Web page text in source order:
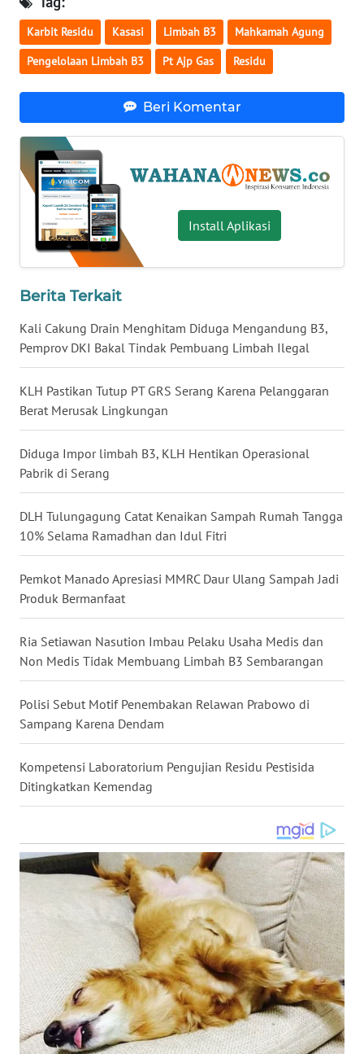
Karbit Residu Kasasi Limbah B3 Mahkamah Agung
Pengelolaan Limbah B3 Pt Ajp Gas Residu
Beri Komentar
Install Aplikasi
Berita Terkait
Kali Cakung Drain Menghitam Diduga Mengandung B3,
Pemprov DKI Bakal Tindak Pembuang Limbah Ilegal
KLH Pastikan Tutup PT GRS Serang Karena Pelanggaran
Berat Merusak Lingkungan
Diduga Impor limbah B3, KLH Hentikan Operasional
Pabrik di Serang
DLH Tulungagung Catat Kenaikan Sampah Rumah Tangga
10% Selama Ramadhan dan Idul Fitri
Pemkot Manado Apresiasi MMRC Daur Ulang Sampah Jadi
Produk Bermanfaat
Ria Setiawan Nasution Imbau Pelaku Usaha Medis dan
Non Medis Tidak Membuang Limbah B3 Sembarangan
Polisi Sebut Motif Penembakan Relawan Prabowo di
Sampang Karena Dendam
Kompetensi Laboratorium Pengujian Residu Pestisida
Ditingkatkan Kemendag
WN
BABEL
SUMSEL
WN
BENGKULU
WN
WN
WN
JOGJA
JATIM
BALI
KALBAR
WN
KALTENG
WN
KALTARA
WN
WN
GORONTALO
WN